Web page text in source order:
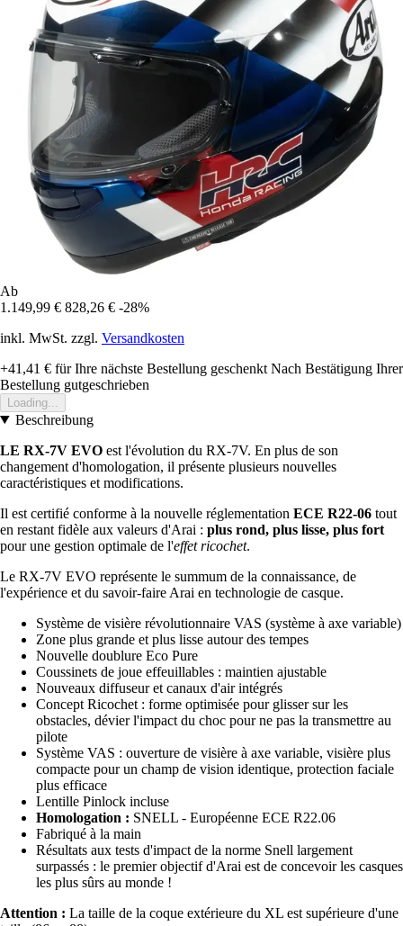
Ab
1.149,99 € 828,26 € -28%
inkl. MwSt. zzgl. Versandkosten
+41,41 € für Ihre nächste Bestellung geschenkt Nach Bestätigung Ihrer
Bestellung gutgeschrieben
Loading...
Beschreibung
LE RX-7V EVO est l'évolution du RX-7V. En plus de son
changement d'homologation, il présente plusieurs nouvelles
caractéristiques et modifications.
Il est certifié conforme à la nouvelle réglementation ECE R22-06 tout
en restant fidèle aux valeurs d'Arai : plus rond, plus lisse, plus fort
pour une gestion optimale de l'effet ricochet.
Le RX-7V EVO représente le summum de la connaissance, de
l'expérience et du savoir-faire Arai en technologie de casque.
Système de visière révolutionnaire VAS (système à axe variable)
Zone plus grande et plus lisse autour des tempes
Nouvelle doublure Eco Pure
Coussinets de joue effeuillables : maintien ajustable
Nouveaux diffuseur et canaux d'air intégrés
Concept Ricochet : forme optimisée pour glisser sur les
obstacles, dévier l'impact du choc pour ne pas la transmettre au
pilote
Système VAS : ouverture de visière à axe variable, visière plus
compacte pour un champ de vision identique, protection faciale
plus efficace
Lentille Pinlock incluse
Homologation : SNELL - Européenne ECE R22.06
Fabriqué à la main
Résultats aux tests d'impact de la norme Snell largement
surpassés : le premier objectif d'Arai est de concevoir les casques
les plus sûrs au monde !
Attention : La taille de la coque extérieure du XL est supérieure d'une